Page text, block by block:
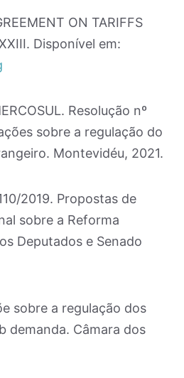
ON TARIFFS
Disponível em:
Resolução nº
sobre a regulação do
Montevidéu, 2021.
2019. Propostas de
sobre a Reforma
Deputados e Senado
sobre a regulação dos
demanda. Câmara dos